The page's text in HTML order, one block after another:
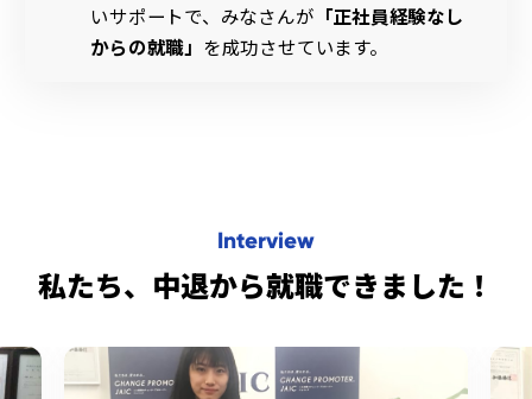
いサポートで、みなさんが 「正社員経験なし
からの就職」 を成功させています。
Interview
私たち、中退から就職できました！